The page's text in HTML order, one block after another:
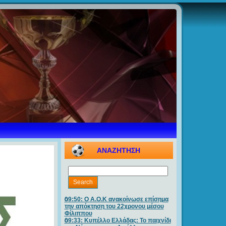
ΑΝΑΖΗΤΗΣΗ
09:50: O A.O.K ανακοίνωσε επίσημα
την απόκτηση του 22χρονου μέσου
Φίλιππου
09:33: Κυπέλλο Ελλάδας: Το παιχνίδι